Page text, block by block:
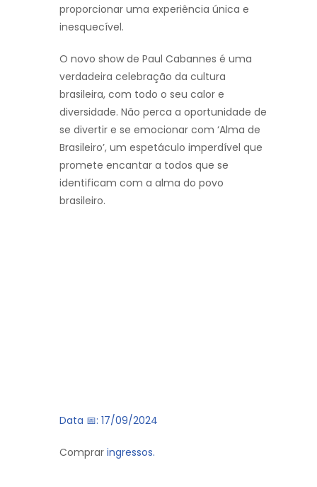
proporcionar uma experiência única e
inesquecível.
O novo show de Paul Cabannes é uma
verdadeira celebração da cultura
brasileira, com todo o seu calor e
diversidade. Não perca a oportunidade de
se divertir e se emocionar com ‘Alma de
Brasileiro’, um espetáculo imperdível que
promete encantar a todos que se
identificam com a alma do povo
brasileiro.
Data 📅: 17/09/2024
Comprar ingressos.